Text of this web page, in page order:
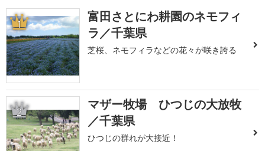
1
富田さとにわ耕園のネモフィ
ラ／千葉県
芝桜、ネモフィラなどの花々が咲き誇る
2
マザー牧場 ひつじの大放牧
／千葉県
ひつじの群れが大接近！